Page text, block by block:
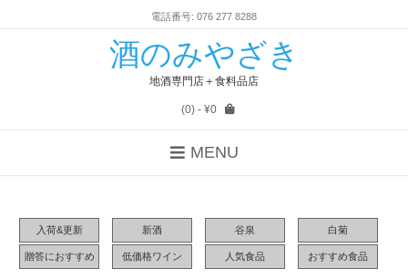
電話番号: 076 277 8288
酒のみやざき
地酒専門店＋食料品店
(0)- ¥0
MENU
入荷&更新 新酒 谷泉 白菊
贈答におすすめ 低価格ワイン 人気食品 おすすめ食品